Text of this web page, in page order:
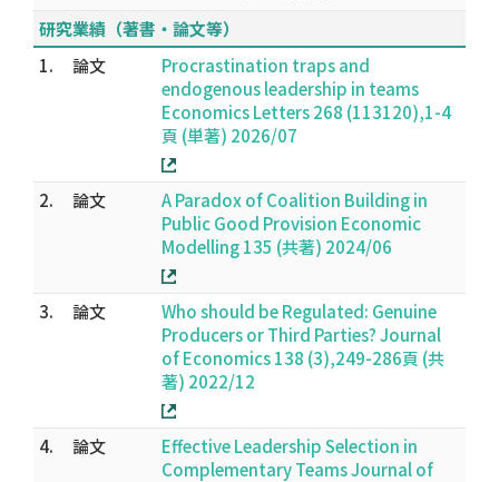
研究業績（著書・論文等）
1.
論文
Procrastination traps and
endogenous leadership in teams
Economics Letters 268 (113120),1-4
頁 (単著) 2026/07
2. 論文
A Paradox of Coalition Building in
Public Good Provision Economic
Modelling 135 (共著) 2024/06
3. 論文
Who should be Regulated: Genuine
Producers or Third Parties? Journal
of Economics 138 (3),249-286頁 (共
著) 2022/12
4. 論文
Effective Leadership Selection in
Complementary Teams Journal of